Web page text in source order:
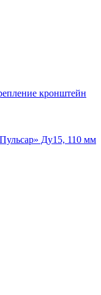
кронштейн
Ду15, 110 мм